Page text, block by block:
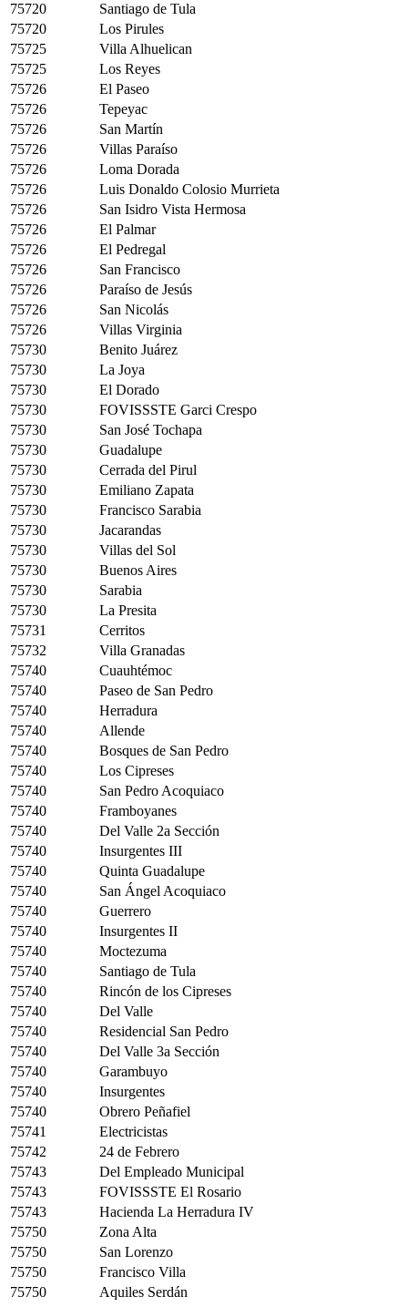
75720
Santiago de Tula
75720
Los Pirules
75725
Villa Alhuelican
75725
Los Reyes
75726
El Paseo
75726
Tepeyac
75726
San Martín
75726
Villas Paraíso
75726
Loma Dorada
75726
Luis Donaldo Colosio Murrieta
75726
San Isidro Vista Hermosa
75726
El Palmar
75726
El Pedregal
75726
San Francisco
75726
Paraíso de Jesús
75726
San Nicolás
75726
Villas Virginia
75730
Benito Juárez
75730
La Joya
75730
El Dorado
75730
FOVISSSTE Garci Crespo
75730
San José Tochapa
75730
Guadalupe
75730
Cerrada del Pirul
75730
Emiliano Zapata
75730
Francisco Sarabia
75730
Jacarandas
75730
Villas del Sol
75730
Buenos Aires
75730
Sarabia
75730
La Presita
75731
Cerritos
75732
Villa Granadas
75740
Cuauhtémoc
75740
Paseo de San Pedro
75740
Herradura
75740
Allende
75740
Bosques de San Pedro
75740
Los Cipreses
75740
San Pedro Acoquiaco
75740
Framboyanes
75740
Del Valle 2a Sección
75740
Insurgentes III
75740
Quinta Guadalupe
75740
San Ángel Acoquiaco
75740
Guerrero
75740
Insurgentes II
75740
Moctezuma
75740
Santiago de Tula
75740
Rincón de los Cipreses
75740
Del Valle
75740
Residencial San Pedro
75740
Del Valle 3a Sección
75740
Garambuyo
75740
Insurgentes
75740
Obrero Peñafiel
75741
Electricistas
75742
24 de Febrero
75743
Del Empleado Municipal
75743
FOVISSSTE El Rosario
75743
Hacienda La Herradura IV
75750
Zona Alta
75750
San Lorenzo
75750
Francisco Villa
75750
Aquiles Serdán